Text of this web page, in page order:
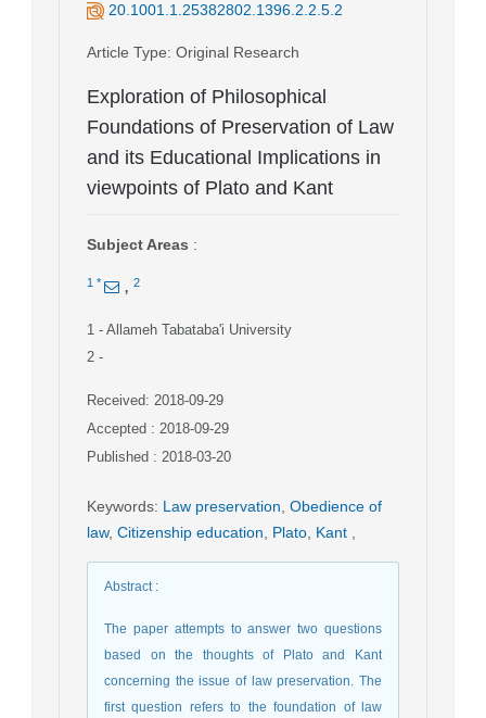
20.1001.1.25382802.1396.2.2.5.2
Article Type: Original Research
Exploration of Philosophical
Foundations of Preservation of Law
and its Educational Implications in
viewpoints of Plato and Kant
Subject Areas :
1 * , 2
1 - Allameh Tabataba'i University
2 -
Received: 2018-09-29
Accepted : 2018-09-29
Published : 2018-03-20
Keywords: Law preservation Obedience of
law, Citizenship education Plato Kant
Abstract:
The paper attempts to answer two questions
based on the thoughts of Plato and Kant
concerning the issue of law preservation. The
first question refers to the foundation of law